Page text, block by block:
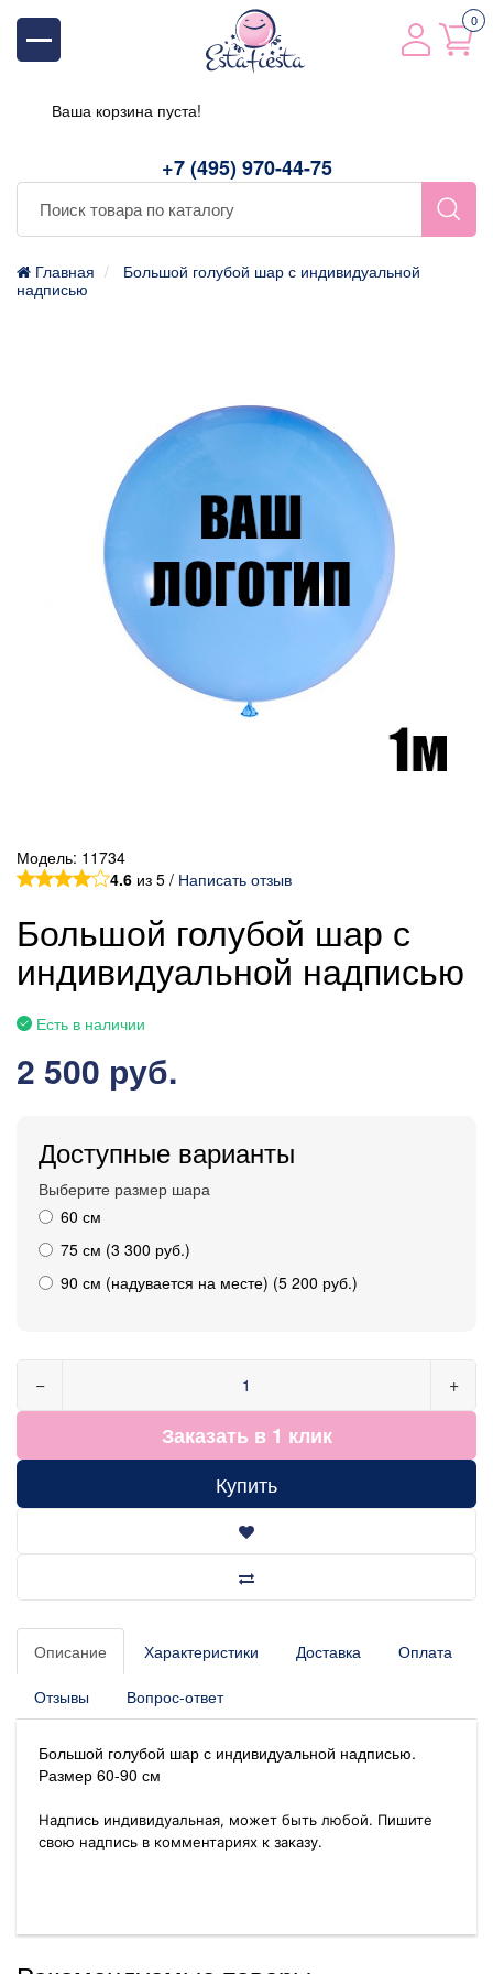
+7 (495) 970-44-75
0
Ваша корзина пуста!
Главная
Большой голубой шар с индивидуальной
надписью
Модель: 11734
4.6 из 5 / Написать отзыв
Большой голубой шар с
индивидуальной надписью
Есть в наличии
2 500 руб.
Доступные варианты
Выберите размер шара
60 см
75 см (3 300 руб.)
90 см (надувается на месте) (5 200 руб.)
− +
Заказать в 1 клик
Купить
Описание Характеристики Доставка Оплата
Отзывы Вопрос-ответ
Большой голубой шар с индивидуальной надписью.
Размер 60-90 см
Надпись индивидуальная, может быть любой. Пишите
свою надпись в комментариях к заказу.